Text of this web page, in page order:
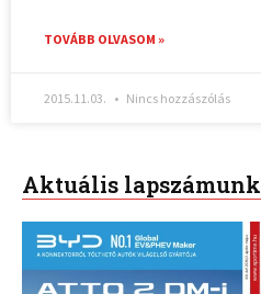
TOVÁBB OLVASOM »
2015.11.03. Nincs hozzászólás
Aktuális lapszámunk